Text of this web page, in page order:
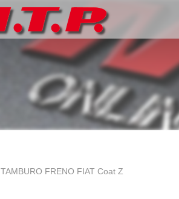
TAMBURO FRENO FIAT Coat Z